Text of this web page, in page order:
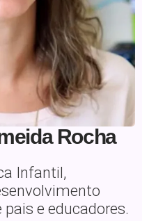
Rocha
Infantil,
e educadores.